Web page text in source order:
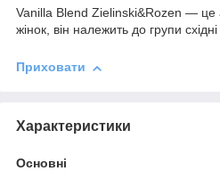
Vanilla Blend Zielinski&Rozen — це
жінок, він належить до групи східні
Приховати
Характеристики
Основні